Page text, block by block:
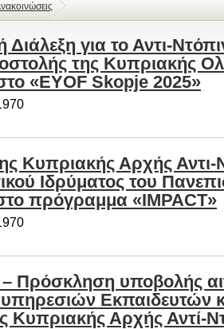
Διάλεξη για το Αντι-
της Κυπριακής
«EYOF Skopje 2025»
Κυπριακής Αρχής Αντι-
Ιδρύματος του
πρόγραμμα «IMPACT»
Πρόσκληση υποβολής
Εκπαιδευτών
Κυπριακής Αρχής Αντί-